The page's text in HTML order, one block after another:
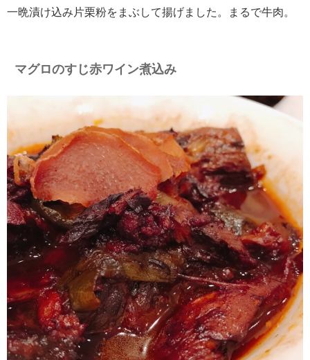
一晩漬け込み片栗粉をまぶして揚げました。まるで牛肉。
マグロのすじ赤ワイン煮込み